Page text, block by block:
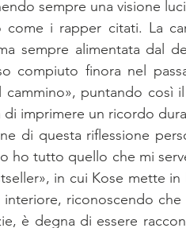
sempre una visione
come i rapper citati. La
sempre alimentata dal
compiuto finora nel
cammino», puntando così
di imprimere un ricordo
di questa riflessione
ho tutto quello che mi
in cui Kose mette
interiore, riconoscendo
è degna di essere